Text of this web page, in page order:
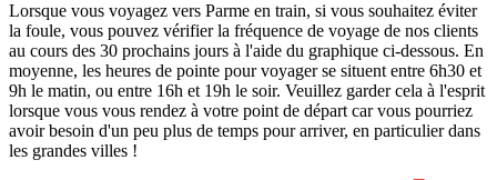
Lorsque vous voyagez vers Parme en train, si vous souhaitez éviter
la foule, vous pouvez vérifier la fréquence de voyage de nos clients
au cours des 30 prochains jours à l'aide du graphique ci-dessous. En
moyenne, les heures de pointe pour voyager se situent entre 6h30 et
9h le matin, ou entre 16h et 19h le soir. Veuillez garder cela à l'esprit
lorsque vous vous rendez à votre point de départ car vous pourriez
avoir besoin d'un peu plus de temps pour arriver, en particulier dans
les grandes villes !